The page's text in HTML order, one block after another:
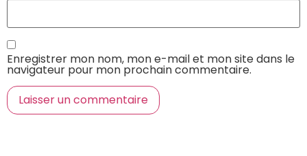
Enregistrer mon nom, mon e-mail et mon site dans le
navigateur pour mon prochain commentaire.